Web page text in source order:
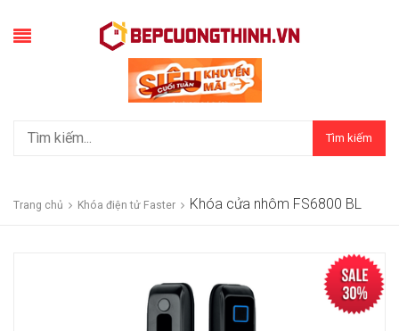
Tìm kiếm
Trang chủ Khóa điện tử Faster Khóa cửa nhôm FS6800 BL